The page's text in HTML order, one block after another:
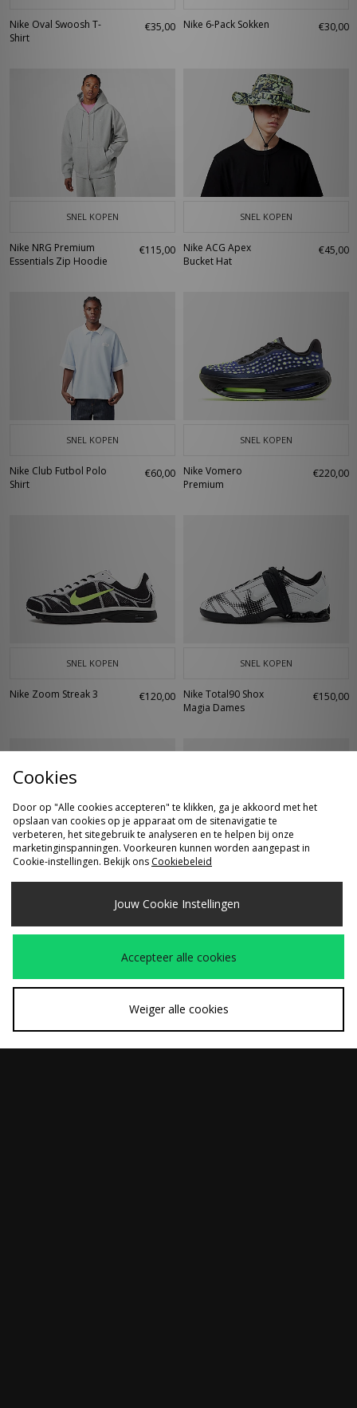
Nike Oval Swoosh T-
Shirt
€35,00 Nike 6-Pack Sokken €30,00
SNEL KOPEN
Nike NRG Premium
Essentials Zip Hoodie
€115,00
SNEL KOPEN
Nike ACG Apex
Bucket Hat
€45,00
SNEL KOPEN
Nike Club Futbol Polo
Shirt
€60,00
SNEL KOPEN
Nike Vomero
Premium
€220,00
SNEL KOPEN
Nike Zoom Streak 3 €120,00
SNEL KOPEN
Nike Total90 Shox
Magia Dames
€150,00
Premium
Cookies
Door op "Alle cookies accepteren" te klikken, ga je akkoord met het
opslaan van cookies op je apparaat om de sitenavigatie te
verbeteren, het sitegebruik te analyseren en te helpen bij onze
marketinginspanningen. Voorkeuren kunnen worden aangepast in
Cookie-instellingen. Bekijk ons Cookiebeleid
Jouw Cookie Instellingen
Accepteer alle cookies
Weiger alle cookies